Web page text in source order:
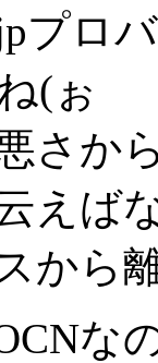
プロ
(ぉ
さか
えば
から
な